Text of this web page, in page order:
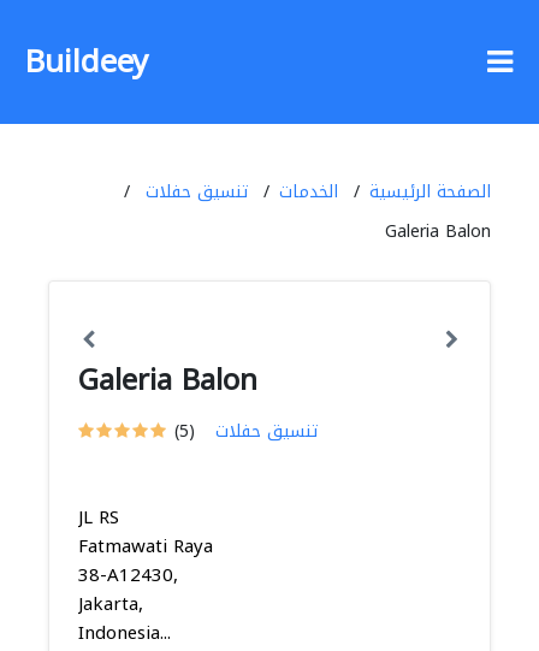
Buildeey
الصفحة الرئيسية الخدمات
تنسيق حفلات
Galeria Balon
Galeria Balon
(5) تنسيق حفلات
JL RS
Fatmawati Raya
38-A12430,
Jakarta,
Indonesia...